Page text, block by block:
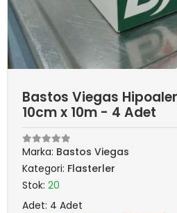
Bastos Viegas
10cm x 10m - 4 Adet
Marka: Bastos Viegas
Kategori: Flasterler
Stok: 20
Adet: 4 Adet